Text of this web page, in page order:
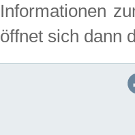
Informationen
öffnet sich dann